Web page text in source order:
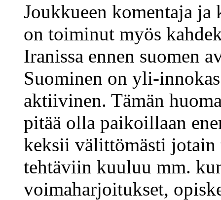
Joukkueen komentaja
on toiminut myös
Iranissa ennen suomen
Suominen on yli-
aktiivinen. Tämän
pitää olla paikoillaan
keksii välittömästi
tehtäviin kuuluu mm.
voimaharjoitukset,